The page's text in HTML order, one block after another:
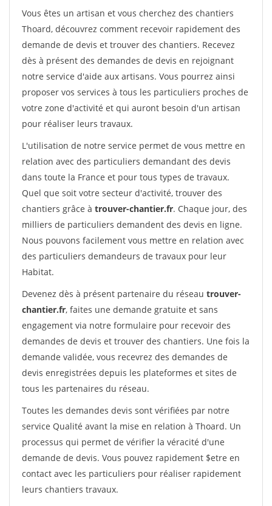
Vous êtes un artisan et vous cherchez des chantiers
Thoard, découvrez comment recevoir rapidement des
demande de devis et trouver des chantiers. Recevez
dès à présent des demandes de devis en rejoignant
notre service d'aide aux artisans. Vous pourrez ainsi
proposer vos services à tous les particuliers proches de
votre zone d'activité et qui auront besoin d'un artisan
pour réaliser leurs travaux.
L'utilisation de notre service permet de vous mettre en
relation avec des particuliers demandant des devis
dans toute la France et pour tous types de travaux.
Quel que soit votre secteur d'activité, trouver des
chantiers grâce à trouver-chantier.fr. Chaque jour, des
milliers de particuliers demandent des devis en ligne.
Nous pouvons facilement vous mettre en relation avec
des particuliers demandeurs de travaux pour leur
Habitat.
Devenez dès à présent partenaire du réseau trouver-
chantier.fr, faites une demande gratuite et sans
engagement via notre formulaire pour recevoir des
demandes de devis et trouver des chantiers. Une fois la
demande validée, vous recevrez des demandes de
devis enregistrées depuis les plateformes et sites de
tous les partenaires du réseau.
Toutes les demandes devis sont vérifiées par notre
service Qualité avant la mise en relation à Thoard. Un
processus qui permet de vérifier la véracité d'une
demande de devis. Vous pouvez rapidement $etre en
contact avec les particuliers pour réaliser rapidement
leurs chantiers travaux.